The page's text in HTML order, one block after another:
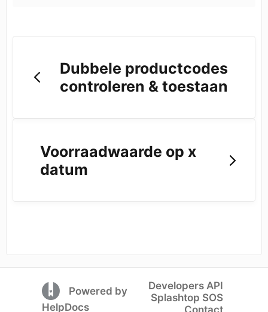
Dubbele productcodes
controleren & toestaan
Voorraadwaarde op x
datum
(opens in a new tab)
Powered by
HelpDocs (opens in a new tab)
Developers API
Splashtop SOS
Contact